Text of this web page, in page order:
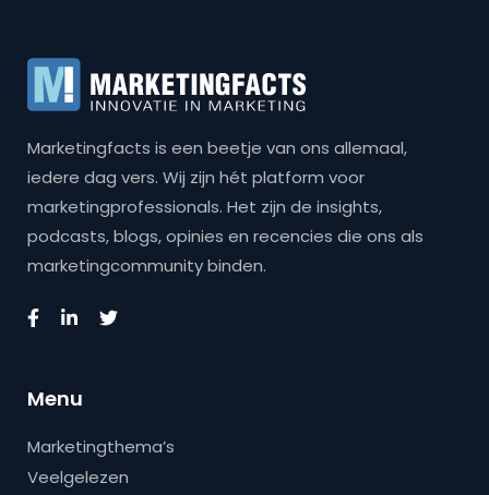
Marketingfacts is een beetje van ons allemaal,
iedere dag vers. Wij zijn hét platform voor
marketingprofessionals. Het zijn de insights,
podcasts, blogs, opinies en recencies die ons als
marketingcommunity binden.
Menu
Marketingthema’s
Veelgelezen